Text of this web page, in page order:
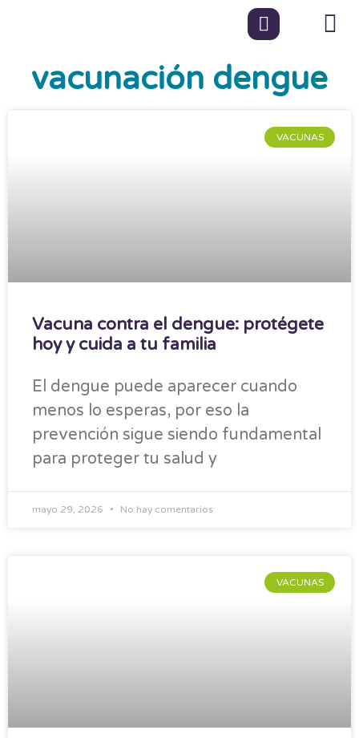
vacunación dengue
VACUNAS
Vacuna contra el dengue: protégete
hoy y cuida a tu familia
El dengue puede aparecer cuando
menos lo esperas, por eso la
prevención sigue siendo fundamental
para proteger tu salud y
mayo 29, 2026 No hay comentarios
VACUNAS